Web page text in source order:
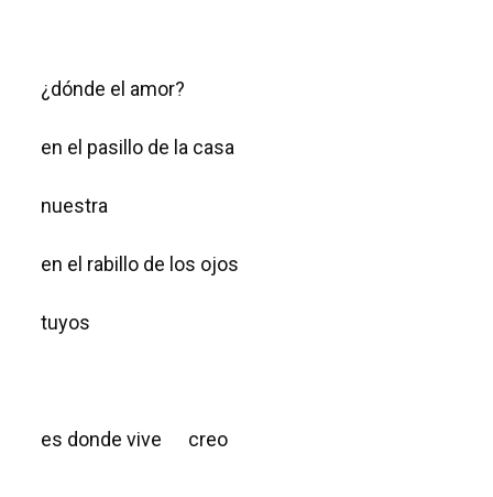
¿dónde el amor?
en el pasillo de la casa
nuestra
en el rabillo de los ojos
tuyos
es donde vive creo